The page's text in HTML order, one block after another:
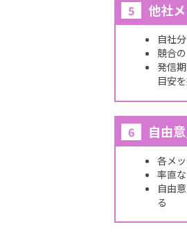
5 他社
自社
競合
発信
目安
6 自由
各メ
率直
自由
る